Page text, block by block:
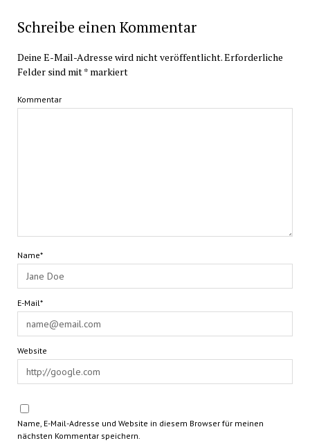
Schreibe einen Kommentar
Deine E-Mail-Adresse wird nicht veröffentlicht.Erforderliche
Felder sind mit*markiert
Kommentar
Name*
E-Mail*
Website
Name, E-Mail-Adresse und Website in diesem Browser für meinen
nächsten Kommentar speichern.